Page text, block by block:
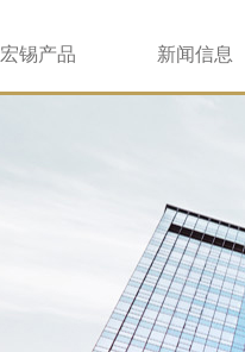
宏锡产品 新闻信息